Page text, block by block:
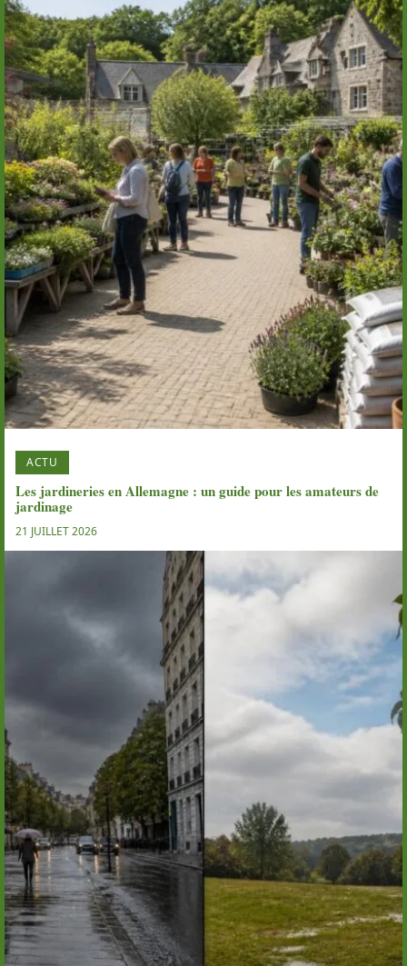
ACTU
Les jardineries en Allemagne : un guide pour les amateurs de
jardinage
21 JUILLET 2026